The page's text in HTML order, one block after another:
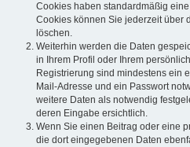
Cookies haben standardmäßig
Cookies können Sie jederzeit über
löschen.
Weiterhin werden die Daten
in Ihrem Profil oder Ihrem
Registrierung sind mindestens ein
Mail-Adresse und ein Passwort
weitere Daten als notwendig
deren Eingabe ersichtlich.
Wenn Sie einen Beitrag oder eine
die dort eingegebenen Daten